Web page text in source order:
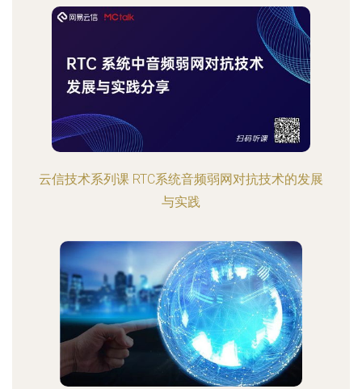
云信技术系列课 RTC系统音频弱网对抗技术的发展
与实践